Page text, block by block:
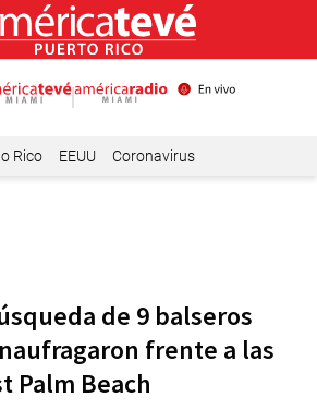
Rico EEUU Coronavirus
de 9 balseros
frente a las
Palm Beach